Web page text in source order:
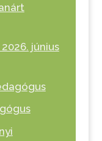
június